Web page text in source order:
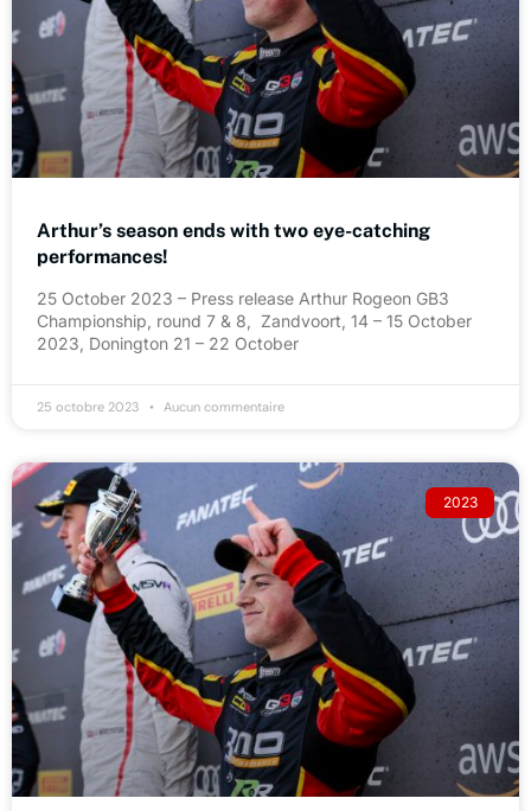
Arthur’s season ends with two eye-catching
performances!
25 October 2023 – Press release Arthur Rogeon GB3
Championship, round 7 & 8, Zandvoort, 14 – 15 October
2023, Donington 21 – 22 October
25 octobre 2023 Aucun commentaire
2023